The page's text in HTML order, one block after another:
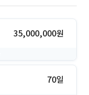
35,000,000원
70일